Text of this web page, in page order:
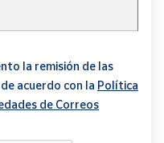
la remisión de las
acuerdo con la Política
de Correos